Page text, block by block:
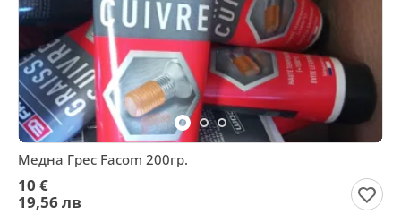
Медна Грес Facom 200гр.
10 €
19,56 лв